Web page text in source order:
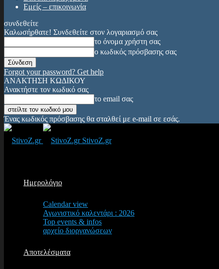
Εμείς – επικοινωνία
συνδεθείτε
Καλωσήρθατε! Συνδεθείτε στον λογαριασμό σας
το όνομα χρήστη σας
ο κωδικός πρόσβασης σας
Forgot your password? Get help
ΑΝΑΚΤΗΣΗ ΚΩΔΙΚΟΥ
Ανακτήστε τον κωδικό σας
το email σας
Ένας κωδικός πρόσβασης θα σταλθεί με e-mail σε εσάς.
StivoZ.gr
Ημερολόγιο
Calendar view
Αγωνιστικό καλεντάρι : 2026
Top events & infos
αρχείο διοργανώσεων
Αποτελέσματα